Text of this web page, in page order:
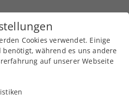
Cookies verwendet. Einige
während es uns andere
auf unserer Webseite